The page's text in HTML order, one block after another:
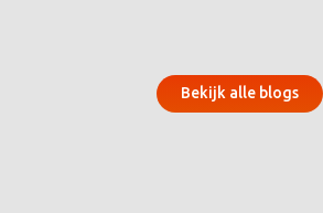
Bekijk alle blogs